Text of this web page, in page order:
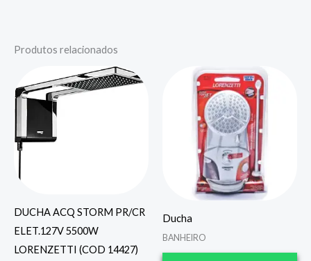
Produtos relacionados
DUCHA ACQ STORM PR/CR
ELET.127V 5500W
LORENZETTI (COD 14427)
Ducha
BANHEIRO